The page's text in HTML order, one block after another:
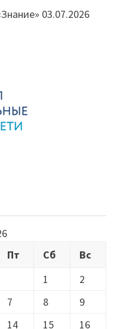
03.07.2026
Пт Сб
Вс
1
2
7 8
9
14 15
16